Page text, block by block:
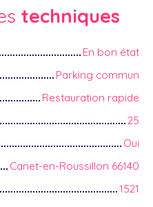
techniques
En bon état
Parking commun
Restauration rapide
25
Oui
Canet-en-Roussillon 66140
1521